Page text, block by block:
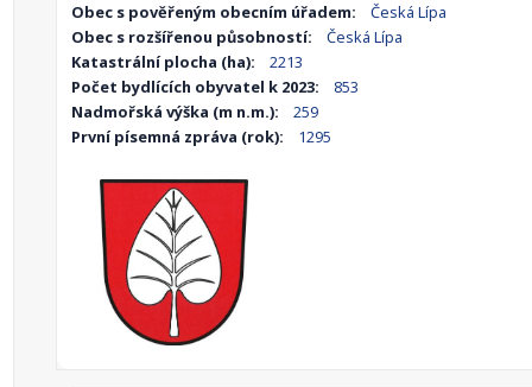
Obec s pověřeným obecním úřadem:
Česká Lípa
Obec s rozšířenou působností:
Česká Lípa
Katastrální plocha (ha):
2213
Počet bydlících obyvatel k 2023:
853
Nadmořská výška (m n.m.):
259
První písemná zpráva (rok):
1295